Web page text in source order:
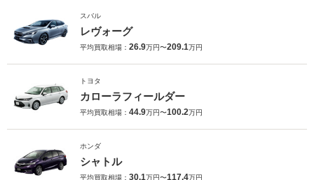
スバル
レヴォーグ
平均買取相場： 26.9万円〜209.1万円
トヨタ
カローラフィールダー
平均買取相場： 44.9万円〜100.2万円
ホンダ
シャトル
平均買取相場： 30.1万円〜117.4万円